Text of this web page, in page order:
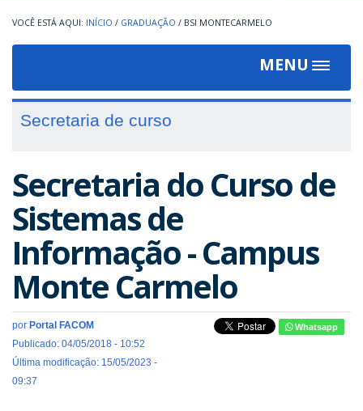
INÍCIO / GRADUAÇÃO / BSI MONTECARMELO
MENU
Toggle
Secretaria de curso
Secretaria do Curso de
Sistemas de
Informação - Campus
Monte Carmelo
por Portal FACOM
Publicado: 04/05/2018 - 10:52
Última modificação: 15/05/2023 -
09:37
Whatsapp